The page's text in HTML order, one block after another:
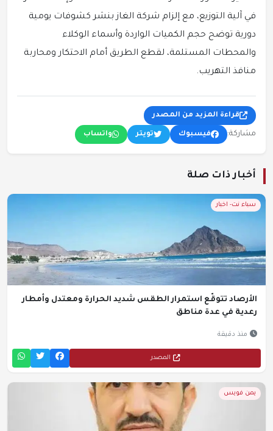
في آلية التوزيع، مع إلزام شركة الغاز بنشر كشوفات يومية
دورية توضح حجم الكميات الواردة وأسماء الوكلاء
والمحطات المستلمة، لقطع الطريق أمام الاحتكار ومحاربة
منافذ التهريب.
قراءة المزيد من المصدر
مشاركة: فيسبوك تويتر واتساب
أخبار ذات صلة
سباء نت- اخبار
الأرصاد تتوقّع استمرار الطقس شديد الحرارة ومعتدل وأمطار
رعدية في عدة مناطق
منذ دقيقة
المصدر
يمن فويس